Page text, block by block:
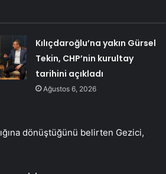
Kılıçdaroğlu’na yakın Gürsel
Tekin, CHP’nin kurultay
tarihini açıkladı
Ağustos 6, 2026
dönüştüğünü belirten Gezici,